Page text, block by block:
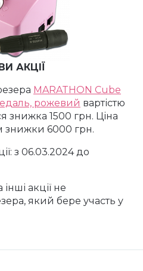
ліплення
рук і ніг
пододиски
АКЦІЇ
MARATHON Cube
рожевий вартістю
знижка 1500 грн. Ціна
знижки 6000 грн.
: з 06.03.2024до
інші акції не
який бере участь у